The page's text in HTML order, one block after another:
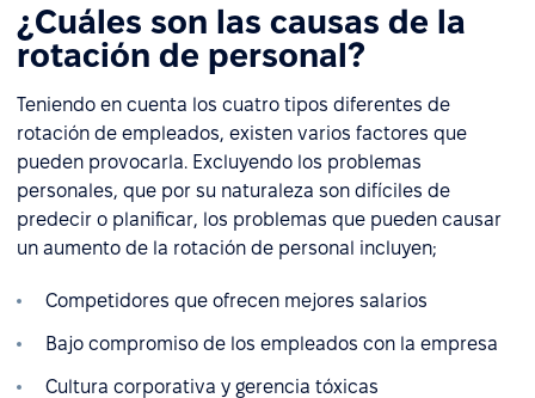
¿Cuáles son las causas de la
rotación de personal?
Teniendo en cuenta los cuatro tipos diferentes de
rotación de empleados, existen varios factores que
pueden provocarla. Excluyendo los problemas
personales, que por su naturaleza son difíciles de
predecir o planificar, los problemas que pueden causar
un aumento de la rotación de personal incluyen;
Competidores que ofrecen mejores salarios
Bajo compromiso de los empleados con la empresa
Cultura corporativa y gerencia tóxicas